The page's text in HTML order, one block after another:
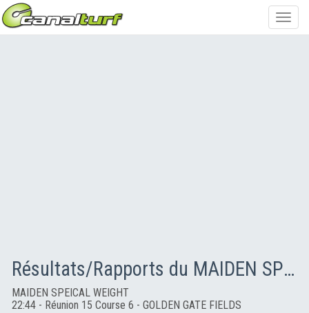
Résultats/Rapports du MAIDEN SPEICAL WEIGHT
MAIDEN SPEICAL WEIGHT
22:44 - Réunion 15 Course 6 - GOLDEN GATE FIELDS